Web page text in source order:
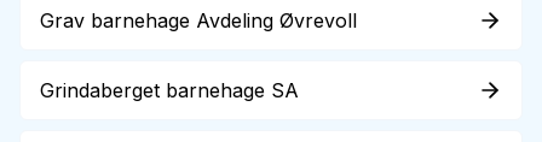
Grav barnehage Avdeling Øvrevoll
Grindaberget barnehage SA